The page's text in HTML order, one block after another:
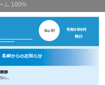
ム 100%